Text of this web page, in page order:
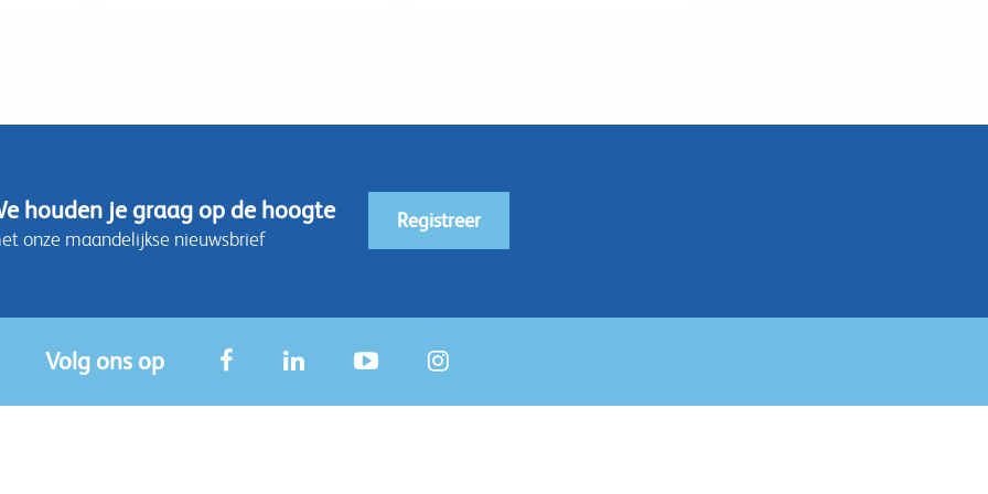
houden je graag op de hoogte
onze maandelijkse nieuwsbrief
Registreer
Volg ons op